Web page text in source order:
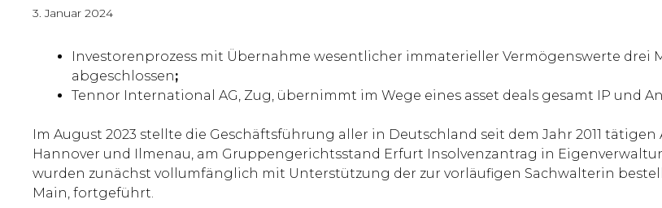
3. Januar 2024
Investorenprozess mit Übernahme wesentlicher immaterieller Vermögenswerte
abgeschlossen;
Tennor International AG, Zug, übernimmt im Wege eines asset deals gesamt IP und
Im August 2023 stellte die Geschäftsführung aller in Deutschland seit dem Jahr 2011 tätigen
Hannover und Ilmenau, am Gruppengerichtsstand Erfurt Insolvenzantrag in
wurden zunächst vollumfänglich mit Unterstützung der zur vorläufigen Sachwalterin
Main, fortgeführt.